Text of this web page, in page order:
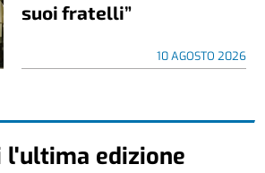
suoi fratelli”
10 AGOSTO 2026
l'ultima edizione